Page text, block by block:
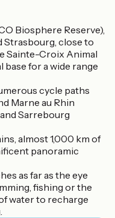
Biosphere Reserve),
Strasbourg, close to
Sainte-Croix Animal
base for a wide range
cycle paths
Marne au Rhin
and Sarrebourg
almost 1,000 km of
panoramic
as far as the eye
fishing or the
water to recharge